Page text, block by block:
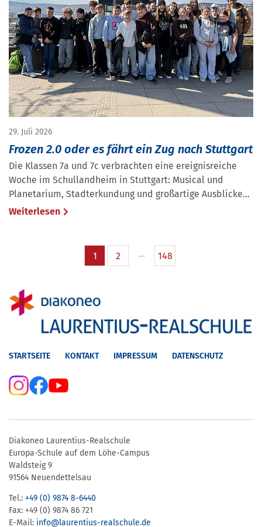
29. Juli 2026
Frozen 2.0 oder es fährt ein Zug nach Stuttgart
Die Klassen 7a und 7c verbrachten eine ereignisreiche
Woche im Schullandheim in Stuttgart: Musical und
Planetarium, Stadterkundung und großartige Ausblicke...
Weiterlesen
1 2 148
STARTSEITE KONTAKT IMPRESSUM DATENSCHUTZ
Diakoneo Laurentius-Realschule
Europa-Schule auf dem Löhe-Campus
Waldsteig 9
91564 Neuendettelsau
Tel.: +49 (0) 9874 8-6440
Fax: +49 (0) 9874 86 721
E-Mail: info@laurentius-realschule.de